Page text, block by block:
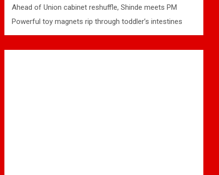
Ahead of Union cabinet reshuffle, Shinde meets PM
Powerful toy magnets rip through toddler’s intestines